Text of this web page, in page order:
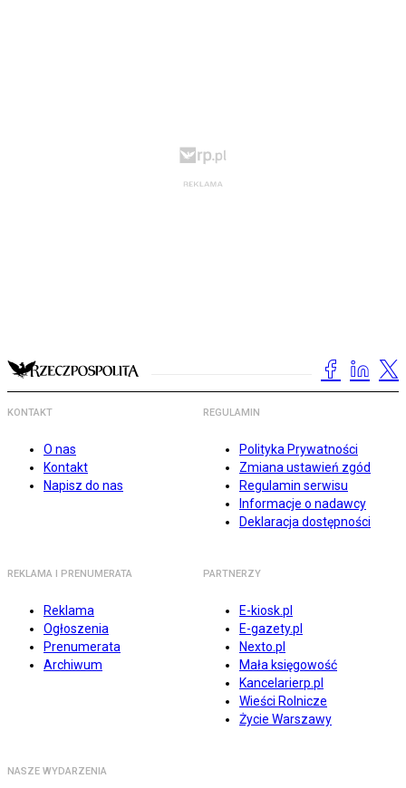
KONTAKT
O nas
Kontakt
Napisz do nas
REGULAMIN
Polityka Prywatności
Zmiana ustawień zgód
Regulamin serwisu
Informacje o nadawcy
Deklaracja dostępności
REKLAMA I PRENUMERATA
Reklama
Ogłoszenia
Prenumerata
Archiwum
PARTNERZY
E-kiosk.pl
E-gazety.pl
Nexto.pl
Mała księgowość
Kancelarierp.pl
Wieści Rolnicze
Życie Warszawy
NASZE WYDARZENIA